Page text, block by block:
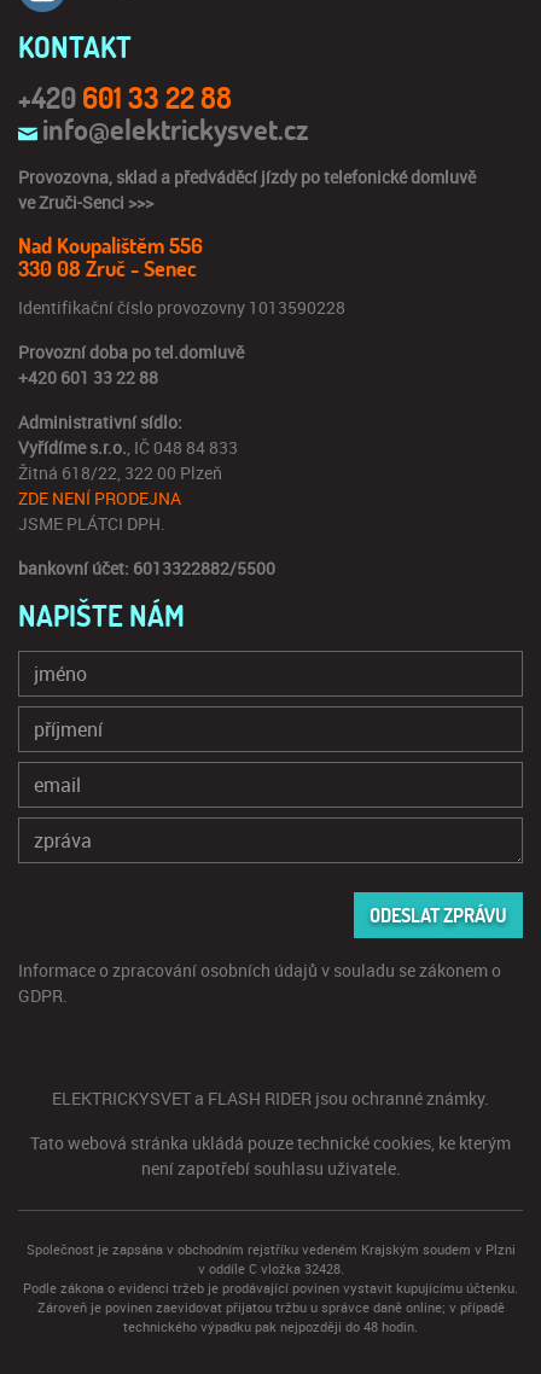
KONTAKT
+420 601 33 22 88
info@elektrickysvet.cz
Provozovna, sklad a předváděcí jízdy po telefonické domluvě
veZruči-Senci >>>
Nad Koupalištěm 556
330 08 Zruč - Senec
Identifikační číslo provozovny 1013590228
Provozní doba po tel.domluvě
+420 601 33 22 88
Administrativní sídlo:
Vyřídíme s.r.o., IČ 048 84 833
Žitná 618/22, 322 00 Plzeň
ZDE NENÍ PRODEJNA
JSME PLÁTCI DPH.
bankovní účet: 6013322882/5500
NAPIŠTE NÁM
ODESLAT ZPRÁVU
Informace o zpracování osobních údajů v souladu se zákonem o
GDPR.
ELEKTRICKYSVET a FLASH RIDER jsou ochranné známky.
Tato webová stránka ukládá pouze technické cookies, ke kterým
není zapotřebí souhlasu uživatele.
Společnost je zapsána v obchodním rejstříku vedeném Krajským soudem v Plzni
v oddíle C vložka 32428.
Podle zákona o evidenci tržeb je prodávající povinen vystavit kupujícímu účtenku.
Zároveň je povinen zaevidovat přijatou tržbu u správce daně online; v případě
technického výpadku pak nejpozději do 48 hodin.